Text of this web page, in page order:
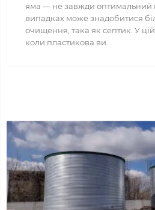
яма — не завжди оптимальний
випадках може знадобитися
очищення, така як септик. У цій
коли пластикова ви..